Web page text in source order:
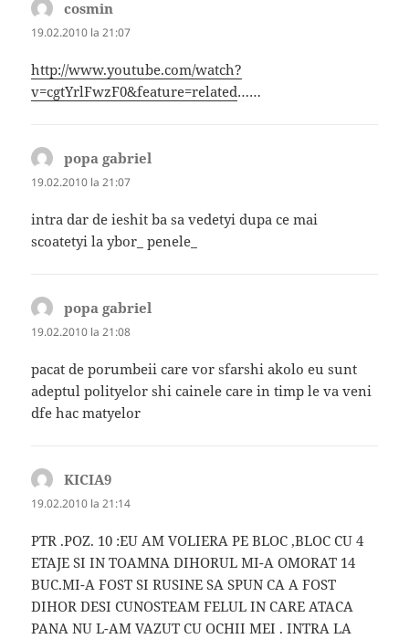
cosmin
19.02.2010 la 21:07
http://www.youtube.com/watch?
v=cgtYrlFwzF0&feature=related……
popa gabriel
19.02.2010 la 21:07
intra dar de ieshit ba sa vedetyi dupa ce mai
scoatetyi la ybor_ penele_
popa gabriel
19.02.2010 la 21:08
pacat de porumbeii care vor sfarshi akolo eu sunt
adeptul polityelor shi cainele care in timp le va veni
dfe hac matyelor
KICIA9
19.02.2010 la 21:14
PTR .POZ. 10 :EU AM VOLIERA PE BLOC ,BLOC CU 4
ETAJE SI IN TOAMNA DIHORUL MI-A OMORAT 14
BUC.MI-A FOST SI RUSINE SA SPUN CA A FOST
DIHOR DESI CUNOSTEAM FELUL IN CARE ATACA
PANA NU L-AM VAZUT CU OCHII MEI . INTRA LA